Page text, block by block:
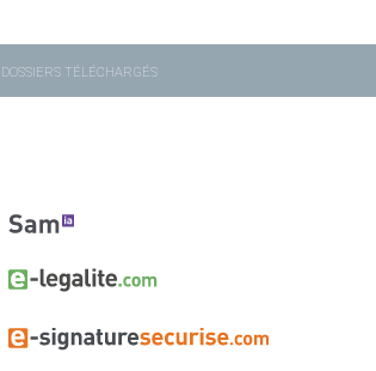
DOSSIERS TÉLÉCHARGÉS